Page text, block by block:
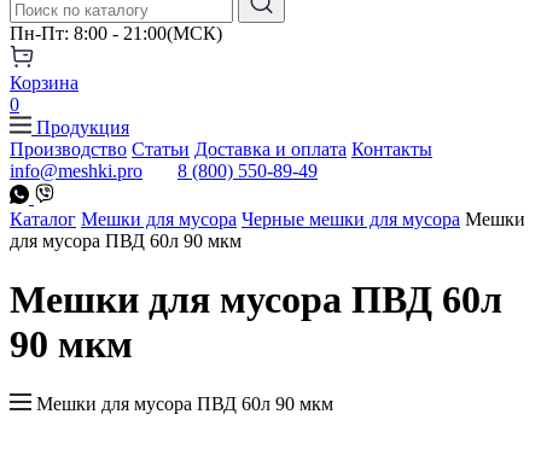
Пн-Пт: 8:00 - 21:00(МСК)
Корзина
0
Продукция
Производство Статьи Доставка и оплата Контакты
info@meshki.pro
8 (800) 550-89-49
Каталог Мешки для мусора Черные мешки для мусора Мешки
для мусора ПВД 60л 90 мкм
Мешки для мусора ПВД 60л
90 мкм
Мешки для мусора ПВД 60л 90 мкм